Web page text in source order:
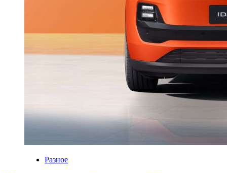
Разное